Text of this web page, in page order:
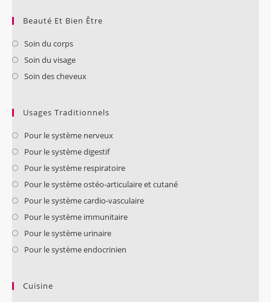
Beauté Et Bien Être
Soin du corps
Soin du visage
Soin des cheveux
Usages Traditionnels
Pour le système nerveux
Pour le système digestif
Pour le système respiratoire
Pour le système ostéo-articulaire et cutané
Pour le système cardio-vasculaire
Pour le système immunitaire
Pour le système urinaire
Pour le système endocrinien
Cuisine